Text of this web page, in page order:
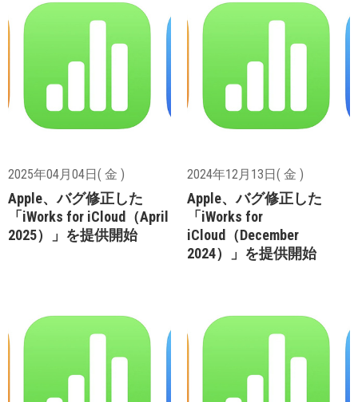
2025年04月04日( 金 )
Apple、バグ修正した
「iWorks for iCloud（April
2025）」を提供開始
2024年12月13日( 金 )
Apple、バグ修正した
「iWorks for
iCloud（December
2024）」を提供開始